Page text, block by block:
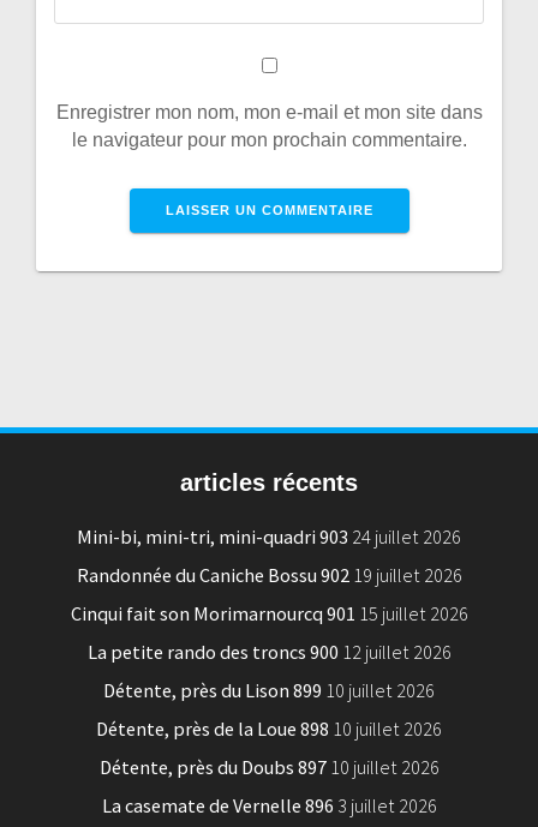
Enregistrer mon nom, mon e-mail et mon site dans
le navigateur pour mon prochain commentaire.
articles récents
Mini-bi, mini-tri, mini-quadri 903 24 juillet 2026
Randonnée du Caniche Bossu 902 19 juillet 2026
Cinqui fait son Morimarnourcq 901 15 juillet 2026
La petite rando des troncs 900 12 juillet 2026
Détente, près du Lison 899 10 juillet 2026
Détente, près de la Loue 898 10 juillet 2026
Détente, près du Doubs 897 10 juillet 2026
La casemate de Vernelle 896 3 juillet 2026